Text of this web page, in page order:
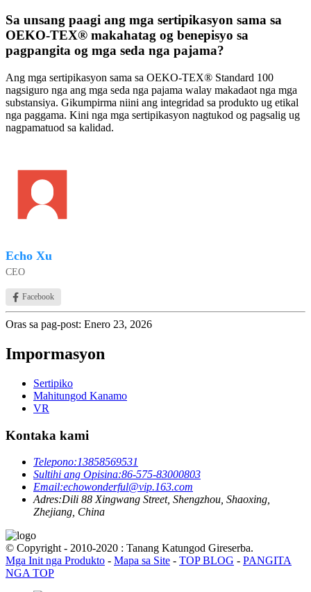
Sa unsang paagi ang mga sertipikasyon sama sa
OEKO-TEX® makahatag og benepisyo sa
pagpangita og mga seda nga pajama?
Ang mga sertipikasyon sama sa OEKO-TEX® Standard 100
nagsiguro nga ang mga seda nga pajama walay makadaot nga mga
substansiya. Gikumpirma niini ang integridad sa produkto ug etikal
nga paggama. Kini nga mga sertipikasyon nagtukod og pagsalig ug
nagpamatuod sa kalidad.
Echo Xu
CEO
Facebook
Oras sa pag-post: Enero 23, 2026
Impormasyon
Sertipiko
Mahitungod Kanamo
VR
Kontaka kami
Telepono:13858569531
Sultihi ang Opisina:86-575-83000803
Email:echowonderful@vip.163.com
Adres:Dili 88 Xingwang Street, Shengzhou, Shaoxing,
Zhejiang, China
© Copyright - 2010-2020 : Tanang Katungod Gireserba.
Mga Init nga Produkto - Mapa sa Site - TOP BLOG - PANGITA
NGA TOP